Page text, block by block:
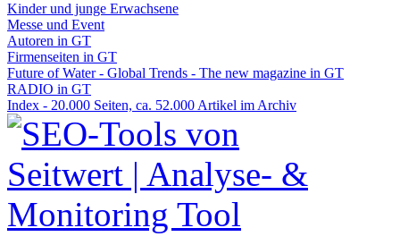
Kinder und junge Erwachsene
Messe und Event
Autoren in GT
Firmenseiten in GT
Future of Water - Global Trends - The new magazine in GT
RADIO in GT
Index - 20.000 Seiten, ca. 52.000 Artikel im Archiv